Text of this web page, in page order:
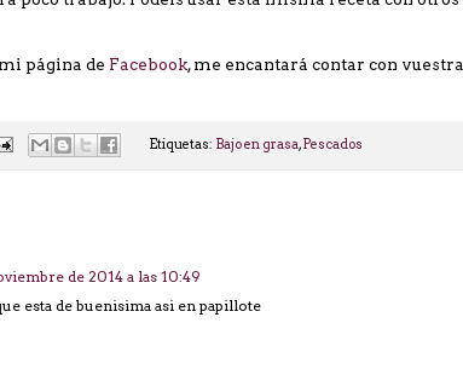
página de Facebook, me encantará contar con vuestra
Etiquetas: Bajo en grasa,Pescados
de 2014 a las 10:49
esta de buenisima asi en papillote